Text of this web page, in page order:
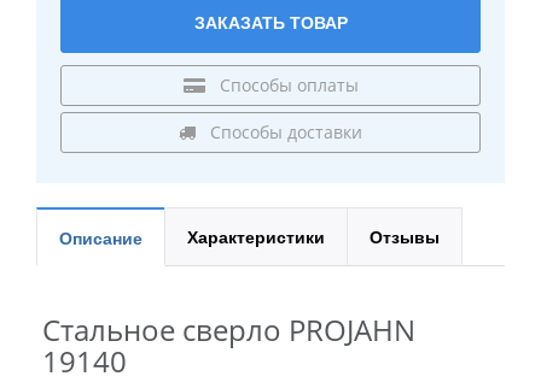
ЗАКАЗАТЬ ТОВАР
Способы оплаты
Способы доставки
Описание Характеристики Отзывы
Стальное сверло PROJAHN
19140